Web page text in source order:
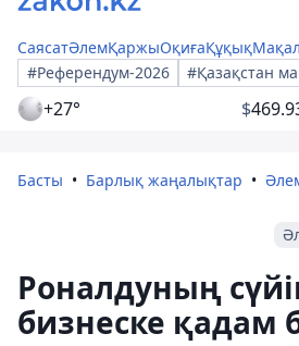
СаясатӘлемҚаржыОқиғаҚұқық
#Референдум-2026
#Қазақстан
+27° $
Басты Барлық жаңалықтар
Роналдуның
бизнеске қадам